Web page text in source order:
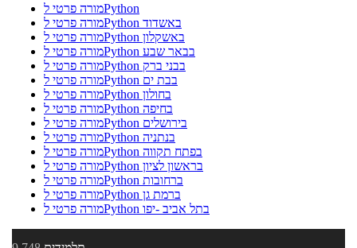
מורה פרטי לPython
מורה פרטי לPython באשדוד
מורה פרטי לPython באשקלון
מורה פרטי לPython בבאר שבע
מורה פרטי לPython בבני ברק
מורה פרטי לPython בבת ים
מורה פרטי לPython בחולון
מורה פרטי לPython בחיפה
מורה פרטי לPython בירושלים
מורה פרטי לPython בנתניה
מורה פרטי לPython בפתח תקווה
מורה פרטי לPython בראשון לציון
מורה פרטי לPython ברחובות
מורה פרטי לPython ברמת גן
מורה פרטי לPython בתל אביב -יפו